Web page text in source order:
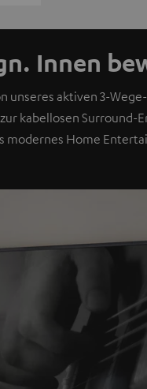
Innen
unseres aktiven 3-
kabellosen
modernes Home